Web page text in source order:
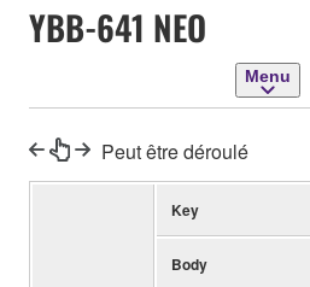
YBB-641 NEO
Menu
Peut être déroulé
Key
Body